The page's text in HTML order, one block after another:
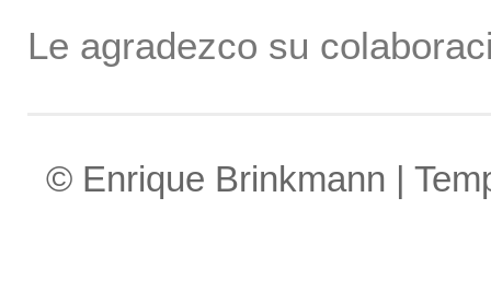
Le agradezco su
© Enrique Brinkmann |